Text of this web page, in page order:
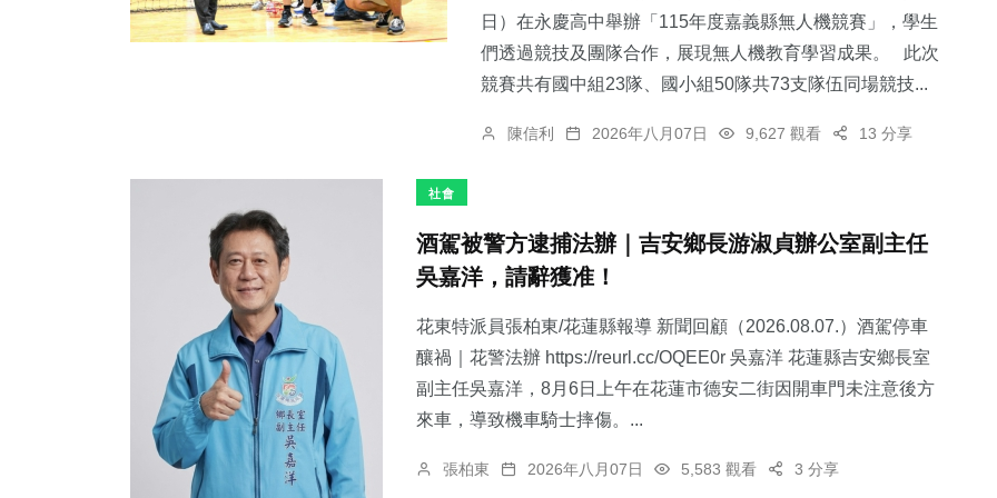
日）在永慶高中舉辦「115年度嘉義縣無人機競賽」，學生
們透過競技及團隊合作，展現無人機教育學習成果。 此次
競賽共有國中組23隊、國小組50隊共73支隊伍同場競技...
陳信利 2026年八月07日 9,627 觀看 13 分享
社會
酒駕被警方逮捕法辦｜吉安鄉長游淑貞辦公室副主任
吳嘉洋，請辭獲准！
花東特派員張柏東/花蓮縣報導 新聞回顧（2026.08.07.）酒駕停車
釀禍｜花警法辦 https://reurl.cc/OQEE0r 吳嘉洋 花蓮縣吉安鄉長室
副主任吳嘉洋，8月6日上午在花蓮市德安二街因開車門未注意後方
來車，導致機車騎士摔傷。...
張柏東 2026年八月07日 5,583 觀看 3 分享